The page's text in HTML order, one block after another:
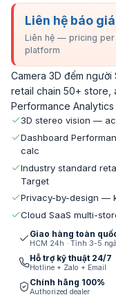
Liên hệ báo giá
Liên hệ — pricing
platform
Camera 3D đếm
retail chain 50+ store,
Performance
3D stereo vision —
Dashboard
calc
Industry standard
Target
Privacy-by-design —
Cloud SaaS multi-
Giao hàng toàn
HCM 24h · Tỉnh 3-5
Hỗ trợ kỹ thuật 24/7
Hotline + Zalo + Email
Chính hãng 100%
Authorized dealer